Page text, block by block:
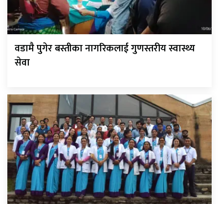
वडामै पुगेर बस्तीका नागरिकलाई गुणस्तरीय स्वास्थ्य
सेवा